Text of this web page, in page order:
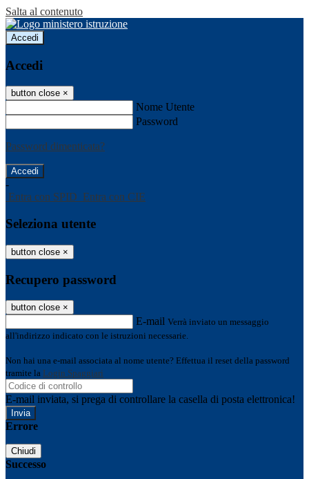
Salta al contenuto
Accedi
Accedi
button close ×
Nome Utente
Password
Password dimenticata?
-
Entra con SPID Entra con CIE
Seleziona utente
button close ×
Recupero password
button close ×
E-mail Verrà inviato un messaggio
all'indirizzo indicato con le istruzioni necessarie.
Non hai una e-mail associata al nome utente? Effettua il reset della password
tramite la Login Spaggiari
E-mail inviata, si prega di controllare la casella di posta elettronica!
Errore
Chiudi
Successo